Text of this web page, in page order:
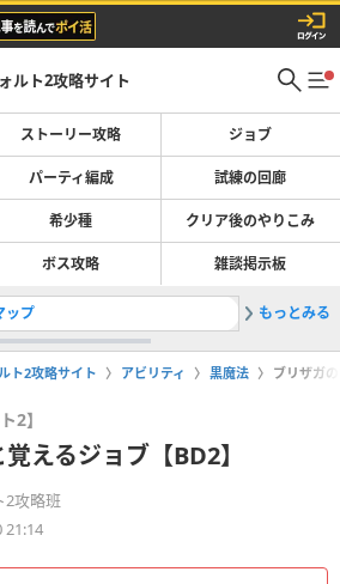
ルト2攻略サイト
ストーリー攻略 ジョブ
パーティ編成 試練の回廊
希少種 クリア後のやりこみ
ボス攻略 雑談掲示板
ップ 2クイー
もっとみる
ト2攻略サイト アビリティ 黒魔法 ブリザガ
2】
えるジョブ【BD2】
2攻略班
21:14